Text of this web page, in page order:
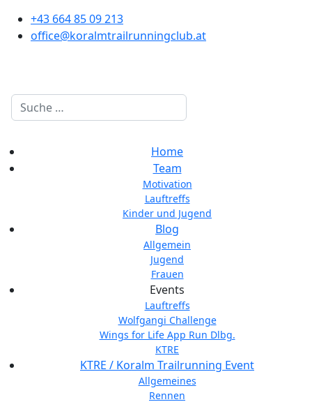
+43 664 85 09 213
office@koralmtrailrunningclub.at
Home
Team
Motivation
Lauftreffs
Kinder und Jugend
Blog
Allgemein
Jugend
Frauen
Events
Lauftreffs
Wolfgangi Challenge
Wings for Life App Run Dlbg.
KTRE
KTRE / Koralm Trailrunning Event
Allgemeines
Rennen